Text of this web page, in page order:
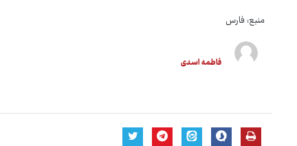
منبع: فارس
فاطمه اسدی